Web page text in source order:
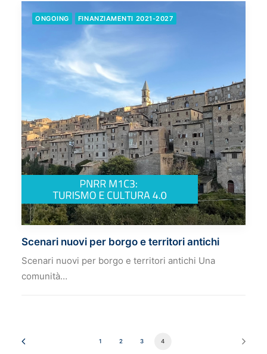
ONGOING FINANZIAMENTI 2021-2027
Scenari nuovi per borgo e territori antichi
Scenari nuovi per borgo e territori antichi Una
comunità…
1 2 3 4